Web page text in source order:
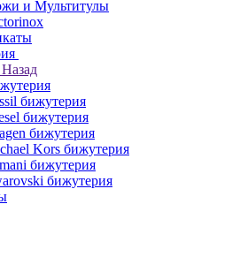
и Мультитулы
Назад
бижутерия
бижутерия
бижутерия
Kors бижутерия
бижутерия
бижутерия